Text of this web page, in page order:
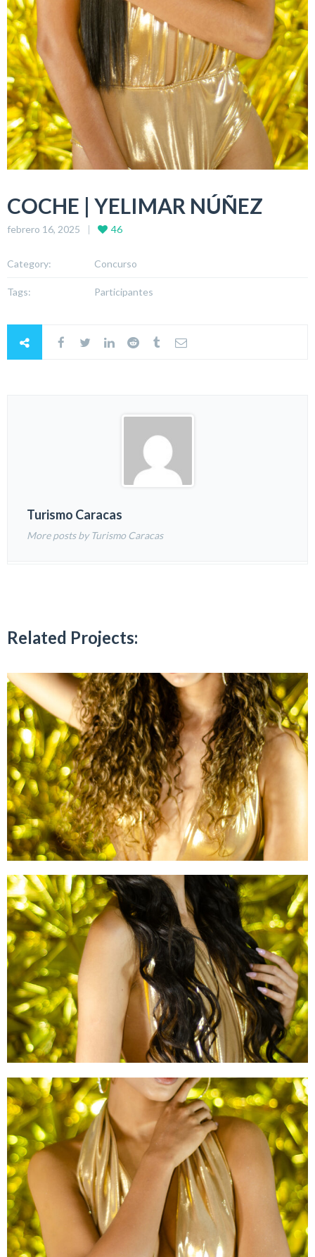
COCHE | YELIMAR NÚÑEZ
febrero 16, 2025 46
Category: Concurso
Tags: Participantes
Turismo Caracas
More posts by Turismo Caracas
Related Projects: